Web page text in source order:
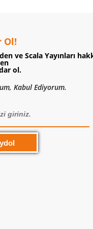
Ol!
ve Scala Yayınları
ol.
Kabul Ediyorum.